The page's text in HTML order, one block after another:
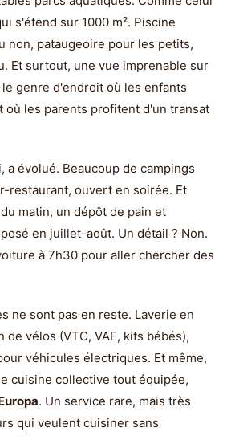
s'étend sur 1000 m². Piscine
non, pataugeoire pour les petits,
Et surtout, une vue imprenable sur
genre d'endroit où les enfants
où les parents profitent d'un transat
a évolué. Beaucoup de campings
restaurant, ouvert en soirée. Et
matin, un dépôt de pain et
en juillet-août. Un détail ? Non.
à 7h30 pour aller chercher des
ne sont pas en reste. Laverie en
vélos (VTC, VAE, kits bébés),
véhicules électriques. Et même,
cuisine collective tout équipée,
. Un service rare, mais très
qui veulent cuisiner sans